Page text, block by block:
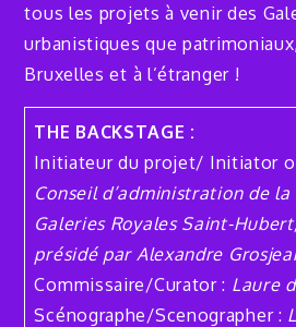
tous les projets à venir des
urbanistiques que
Bruxelles et à l’étranger !
THE BACKSTAGE :
Initiateur du projet/ Initiator
Conseil d’administration de
Galeries Royales Saint-Hubert,
présidé par Alexandre
Commissaire/Curator : Laure
Scénographe/Scenographer :